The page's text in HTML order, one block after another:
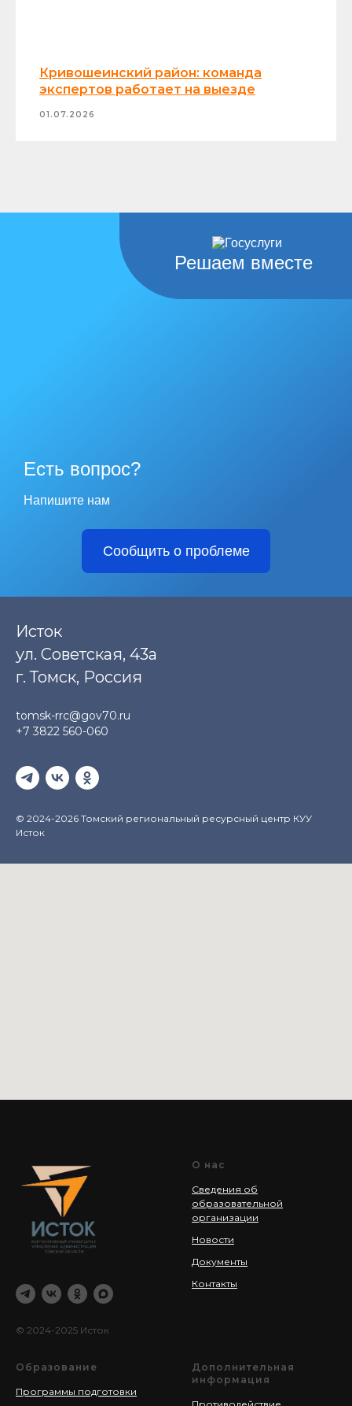
Кривошеинский район: команда
экспертов работает на выезде
01.07.2026
Решаем вместе
Есть вопрос?
Напишите нам
Сообщить о проблеме
Исток
ул. Советская, 43а
г. Томск, Россия
tomsk-rrc@gov70.ru
+7 3822 560-060
© 2024-2026 Томский региональный ресурсный центр КУУ
Исток
© 2024-2025 Исток
О нас
Сведения об
образовательной
организации
Новости
Документы
Контакты
Образование
Программы подготовки
Дополнительная
информация